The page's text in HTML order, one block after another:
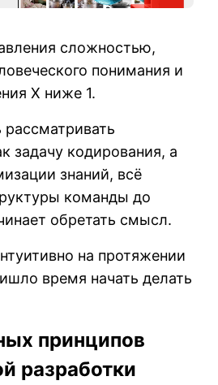
сложностью,
понимания и
X ниже 1.
рассматривать
задачу кодирования, а
знаний, всё
команды до
обретать смысл.
на протяжении
время начать делать
принципов
разработки